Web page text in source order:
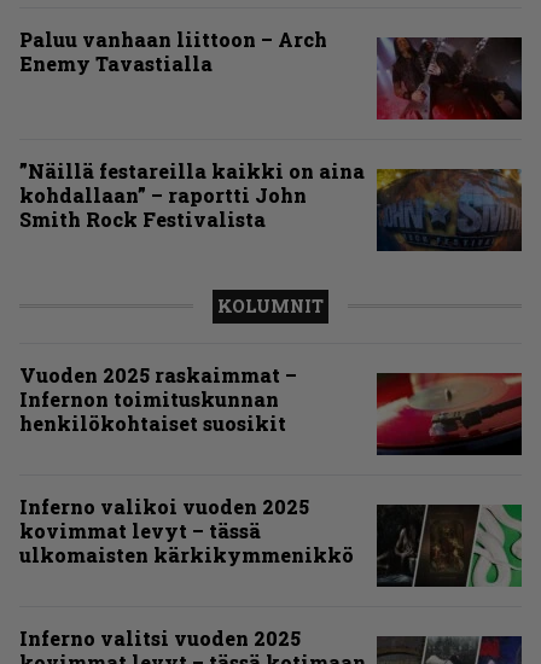
Paluu vanhaan liittoon – Arch
Enemy Tavastialla
”Näillä festareilla kaikki on aina
kohdallaan” – raportti John
Smith Rock Festivalista
KOLUMNIT
Vuoden 2025 raskaimmat –
Infernon toimituskunnan
henkilökohtaiset suosikit
Inferno valikoi vuoden 2025
kovimmat levyt – tässä
ulkomaisten kärkikymmenikkö
Inferno valitsi vuoden 2025